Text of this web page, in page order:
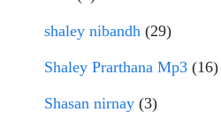
shaley nibandh (29)
Shaley Prarthana Mp3 (16)
Shasan nirnay (3)